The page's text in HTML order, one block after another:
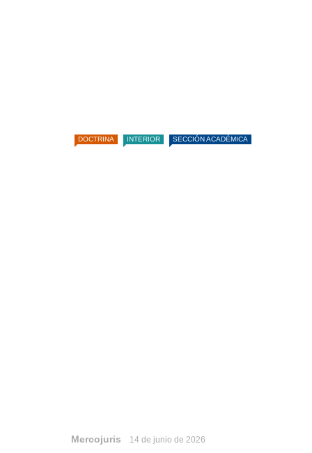
DOCTRINA INTERIOR SECCIÓN ACADÉMICA
Mercojuris 14 de junio de 2026